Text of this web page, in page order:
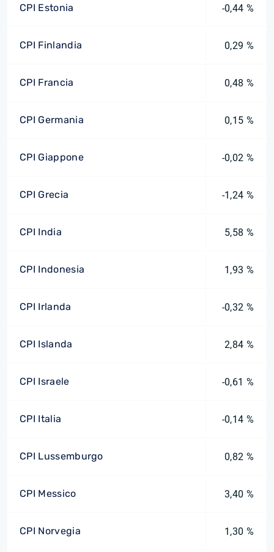
CPI Estonia -0,44 %
CPI Finlandia 0,29 %
CPI Francia 0,48 %
CPI Germania 0,15 %
CPI Giappone -0,02 %
CPI Grecia -1,24 %
CPI India 5,58 %
CPI Indonesia 1,93 %
CPI Irlanda -0,32 %
CPI Islanda 2,84 %
CPI Israele -0,61 %
CPI Italia -0,14 %
CPI Lussemburgo 0,82 %
CPI Messico 3,40 %
CPI Norvegia 1,30 %